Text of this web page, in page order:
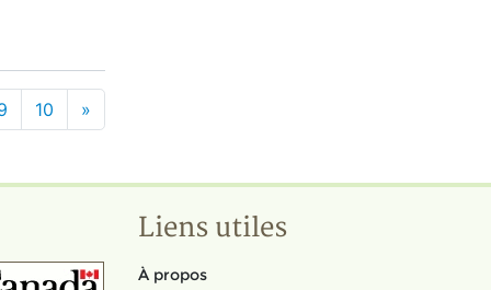
10 »
Liens utiles
À propos